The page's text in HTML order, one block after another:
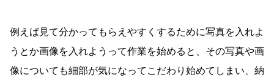
例えば見て分かってもらえやすくするために写真を入れよ
うとか画像を入れようって作業を始めると、その写真や画
像についても細部が気になってこだわり始めてしまい、納